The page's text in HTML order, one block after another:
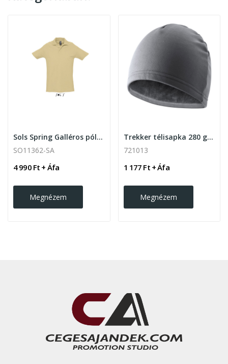
Sols Spring Galléros póló,210gr. Sand
SO11362-SA
4 990 Ft + Áfa
Megnézem
Trekker télisapka 280 g/m2
721013
1 177 Ft + Áfa
Megnézem